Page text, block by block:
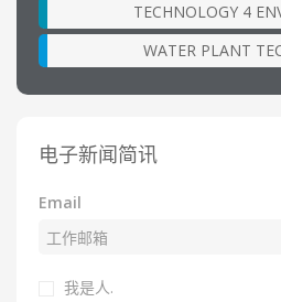
TECHNOLOGY 4
WATER PLANT
电子新闻简讯
Email
我是人.